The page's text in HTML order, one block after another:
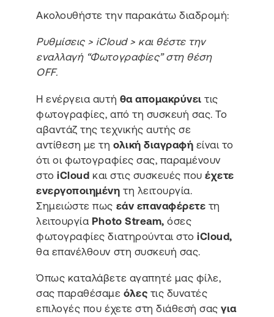
Ακολουθήστε την παρακάτω διαδρομή:
Ρυθμίσεις > iCloud > και θέστε την
εναλλαγή “Φωτογραφίες” στη θέση
OFF.
Η ενέργεια αυτή θα απομακρύνει τις
φωτογραφίες, από τη συσκευή σας. Το
αβαντάζ της τεχνικής αυτής σε
αντίθεση με τηολική διαγραφή είναι το
ότι οι φωτογραφίες σας, παραμένουν
στο iCloud και στις συσκευές πουέχετε
ενεργοποιημένη τη λειτουργία.
Σημειώστε πως εάν επαναφέρετε τη
λειτουργία Photo Stream,όσες
φωτογραφίες διατηρούνται στο iCloud,
θα επανέλθουν στη συσκευή σας.
Όπως καταλάβετε αγαπητέ μας φίλε,
σας παραθέσαμεόλες τις δυνατές
επιλογές που έχετε στη διάθεσή σαςγια